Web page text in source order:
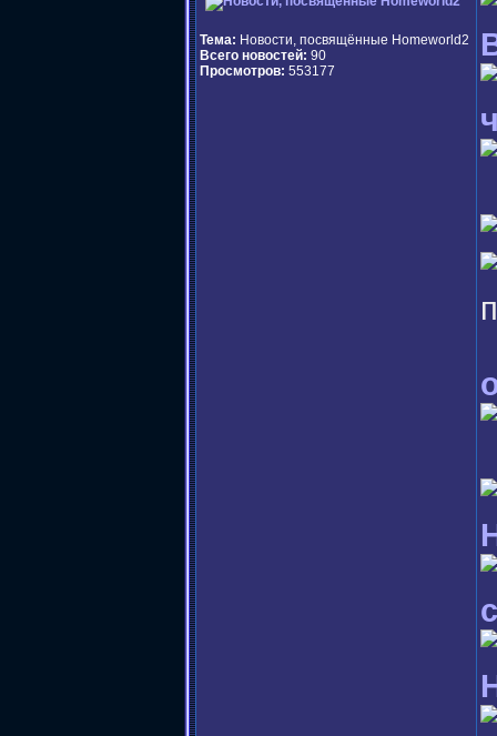
Тема: Новости, посвящённые Homeworld2
Всего новостей: 90
Просмотров: 553177